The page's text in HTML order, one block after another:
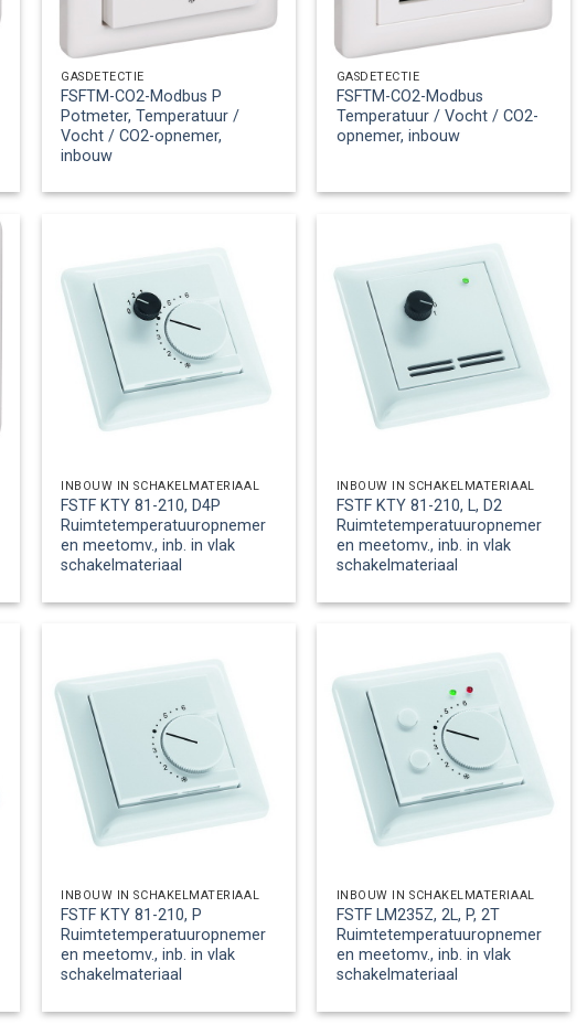
GASDETECTIE
FSFTM-CO2-Modbus P
Potmeter, Temperatuur /
Vocht / CO2-opnemer,
inbouw
GASDETECTIE
FSFTM-CO2-Modbus
Temperatuur / Vocht / CO2-
opnemer, inbouw
INBOUW IN SCHAKELMATERIAAL
FSTF KTY 81-210, D4P
Ruimtetemperatuuropnemer
en meetomv., inb. in vlak
schakelmateriaal
INBOUW IN SCHAKELMATERIAAL
FSTF KTY 81-210, L, D2
Ruimtetemperatuuropnemer
en meetomv., inb. in vlak
schakelmateriaal
INBOUW IN SCHAKELMATERIAAL
FSTF KTY 81-210, P
Ruimtetemperatuuropnemer
en meetomv., inb. in vlak
schakelmateriaal
INBOUW IN SCHAKELMATERIAAL
FSTF LM235Z, 2L, P, 2T
Ruimtetemperatuuropnemer
en meetomv., inb. in vlak
schakelmateriaal